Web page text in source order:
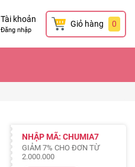
Tài khoản
Đăng nhập
Giỏ hàng 0
NHẬP MÃ: CHUMIA7
GIẢM 7% CHO ĐƠN TỪ
2.000.000